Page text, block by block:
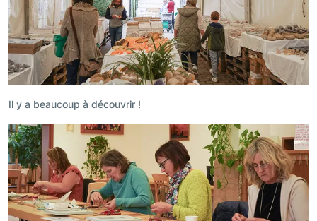
Il y a beaucoup à découvrir !